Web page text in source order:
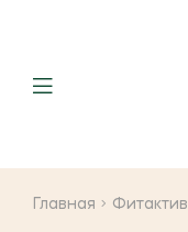
Menu
Главная Фитактив